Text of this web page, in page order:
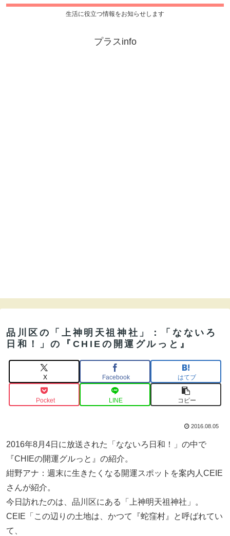
生活に役立つ情報をお知らせします
プラスinfo
品川区の「上神明天祖神社」：「なないろ
日和！」の『CHIEの開運グルっと』
X Facebook はてブ
Pocket LINE コピー
2016.08.05
2016年8月4日に放送された「なないろ日和！」の中で
『CHIEの開運グルっと』の紹介。
紺野アナ：週末に生きたくなる開運スポットを案内人CEIE
さんが紹介。
今日訪れたのは、品川区にある「上神明天祖神社」。
CEIE「この辺りの土地は、かつて『蛇窪村』と呼ばれてい
て、